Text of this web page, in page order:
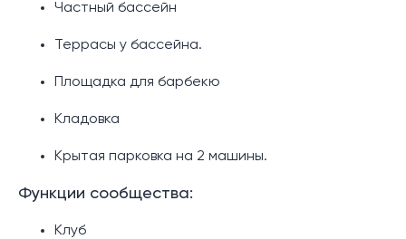
Частный бассейн
Террасы у бассейна.
Площадка для барбекю
Кладовка
Крытая парковка на 2 машины.
Функции сообщества:
Клуб